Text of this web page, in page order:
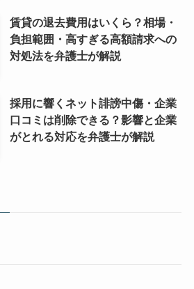
賃貸の退去費用はいくら？相場・
負担範囲・高すぎる高額請求への
対処法を弁護士が解説
採用に響くネット誹謗中傷・企業
口コミは削除できる？影響と企業
がとれる対応を弁護士が解説